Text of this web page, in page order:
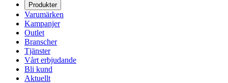
Produkter
Varumärken
Kampanjer
Outlet
Branscher
Tjänster
Vårt erbjudande
Bli kund
Aktuellt